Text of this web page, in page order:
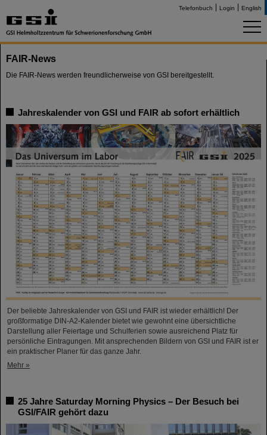
Telefonbuch Login English
FAIR-News
Die FAIR-News werden freundlicherweise von GSI bereitgestellt.
Jahreskalender von GSI und FAIR ab sofort erhältlich
Der beliebte Jahreskalender von GSI und FAIR ist wieder erhältlich! Der
großformatige DIN-A2-Kalender bietet wie gewohnt eine übersichtliche
Darstellung aller Feiertage und Schulferien sowie ausreichend Platz für
persönliche Eintragungen. Mit ansprechenden Bildern von GSI und FAIR ist er
ein praktischer Planer für das ganze Jahr.
Mehr »
25 Jahre Saturday Morning Physics – Der Besuch bei
GSI/FAIR gehört dazu